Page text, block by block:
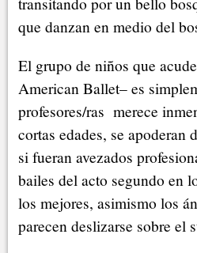
que danzan en medio del
El grupo de niños que
American Ballet– es
profesores/ras merece
cortas edades, se
si fueran avezados
bailes del acto segundo en
los mejores, asimismo los
parecen deslizarse sobre el